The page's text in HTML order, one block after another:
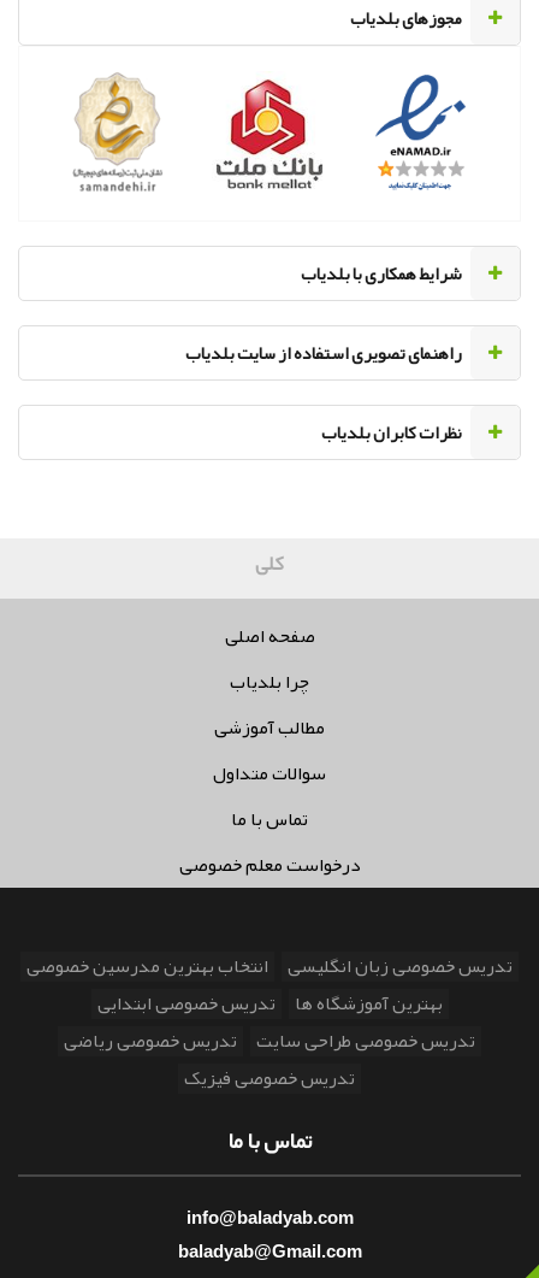
مجوزهای بلدیاب
‌شرایط همکاری با بلدیاب
راهنمای تصویری استفاده از سایت بلدیاب
نظرات کابران بلدیاب
کلیه حقوق
صفحه اصلی
چرا بلدیاب
مطالب آموزشی
سوالات متداول
تماس با ما
درخواست معلم خصوصی
تدریس خصوصی زبان انگلیسی انتخاب بهترین مدرسین خصوصی
بهترین آموزشگاه ها تدریس خصوصی ابتدایی
تدریس خصوصی طراحی سایت تدریس خصوصی ریاضی
تدریس خصوصی فیزیک
تماس با ما
info@baladyab.com
baladyab@Gmail.com